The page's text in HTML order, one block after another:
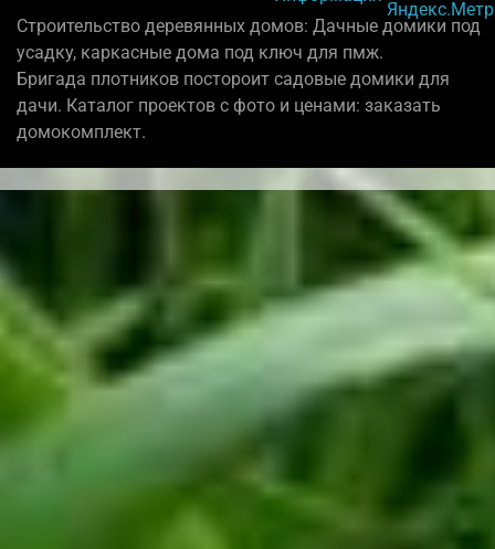
Строительство деревянных домов: Дачные домики под
усадку, каркасные дома под ключ для пмж.
Бригада плотников постороит садовые домики для
дачи. Каталог проектов с фото и ценами: заказать
домокомплект.